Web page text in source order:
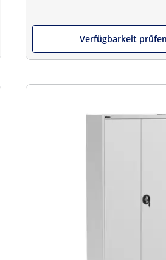
Verfügbarkeit prüfen